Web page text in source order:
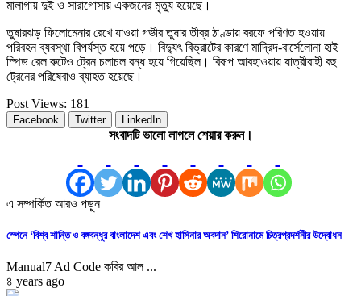
মালাগায় দুই ও সারাগোসায় একজনের মৃত্যু হয়েছে।
তুষারঝড় ফিলোমেনার রেখে যাওয়া গভীর তুষার তীব্র ঠাণ্ডায় বরফে পরিণত হওয়ায়
পরিবহন ব্যবস্থা বিপর্যস্ত হয়ে পড়ে। বিদ্যুৎ বিভ্রাটের কারণে মাদ্রিদ-বার্সেলোনা হাই
স্পিড রেল রুটেও ট্রেন চলাচল বন্ধ হয়ে গিয়েছিল। বিরূপ আবহাওয়ায় যাত্রীবাহী বহু
ট্রেনের পরিষেবাও ব্যাহত হয়েছে।
Post Views: 181
Facebook Twitter LinkedIn
সংবাদটি ভালো লাগলে শেয়ার করুন।
এ সম্পর্কিত আরও পড়ুন
স্পেনে ‘বিশ্ব শান্তি ও বঙ্গবন্ধুর বাংলাদেশ এবং শেখ হাসিনার অবদান’ শিরোনামে চিত্রপ্রদর্শনীর উদ্বোধন
Manual7 Ad Code কবির আল ...
৪ years ago